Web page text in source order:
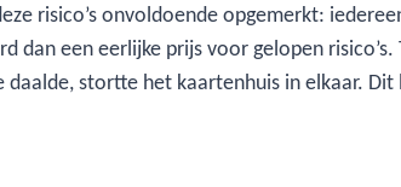
risico’s onvoldoende opgemerkt:
dan een eerlijke prijs voor gelopen
stortte het kaartenhuis in elkaar.